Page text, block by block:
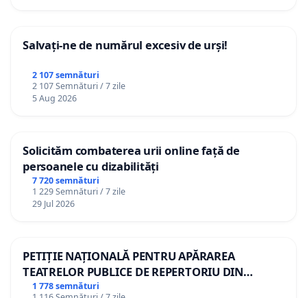
Salvați-ne de numărul excesiv de urși!
2 107 semnături
2 107 Semnături / 7 zile
5 Aug 2026
Solicităm combaterea urii online față de
persoanele cu dizabilități
7 720 semnături
1 229 Semnături / 7 zile
29 Jul 2026
PETIȚIE NAȚIONALĂ PENTRU APĂRAREA
TEATRELOR PUBLICE DE REPERTORIU DIN
ROMÂNIA
1 778 semnături